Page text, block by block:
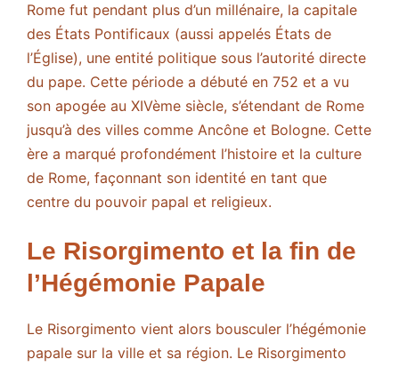
Rome fut pendant plus d’un millénaire, la capitale
des États Pontificaux (aussi appelés États de
l’Église), une entité politique sous l’autorité directe
du pape. Cette période a débuté en 752 et a vu
son apogée au XIVème siècle, s’étendant de Rome
jusqu’à des villes comme Ancône et Bologne. Cette
ère a marqué profondément l’histoire et la culture
de Rome, façonnant son identité en tant que
centre du pouvoir papal et religieux.
Le Risorgimento et la fin de
l’Hégémonie Papale
Le Risorgimento vient alors bousculer l’hégémonie
papale sur la ville et sa région. Le Risorgimento